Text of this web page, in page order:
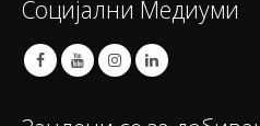
Социјални Медиуми